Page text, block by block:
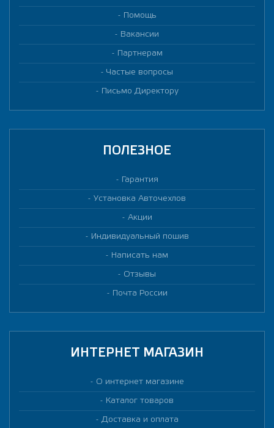
Помощь
Вакансии
Партнерам
Частые вопросы
Письмо Директору
ПОЛЕЗНОЕ
Гарантия
Установка Авточехлов
Акции
Индивидуальный пошив
Написать нам
Отзывы
Почта России
ИНТЕРНЕТ МАГАЗИН
О интернет магазине
Каталог товаров
Доставка и оплата